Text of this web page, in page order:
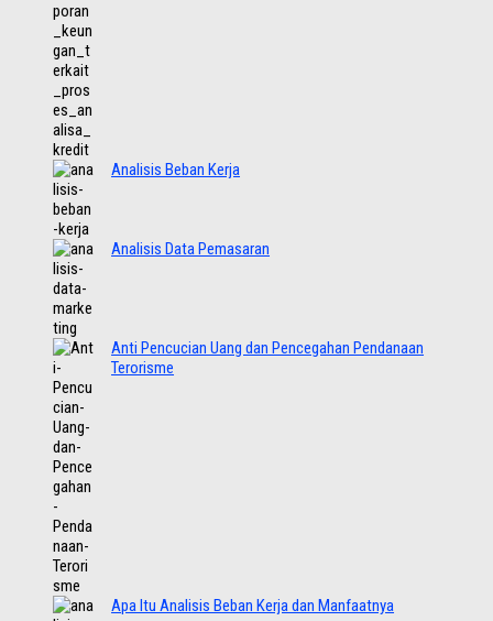
Analisis Beban Kerja
Analisis Data Pemasaran
Anti Pencucian Uang dan Pencegahan Pendanaan
Terorisme
Apa Itu Analisis Beban Kerja dan Manfaatnya